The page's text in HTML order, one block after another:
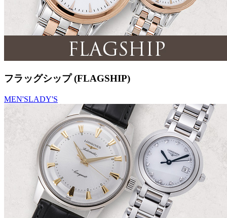
フラッグシップ (FLAGSHIP)
MEN'SLADY'S